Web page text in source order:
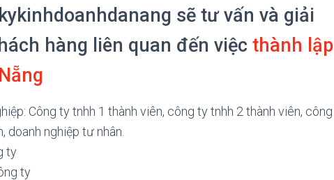
sẽ tư vấn và giải
hàng liên quan đến việc thành lập
Công ty tnhh 1 thành viên, công ty tnhh 2 thành viên, công
doanh nghiệp tư nhân.
ty
ty